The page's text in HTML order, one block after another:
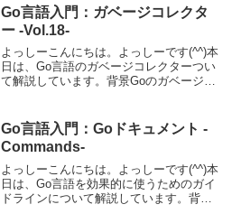
調査する機会があったの...
Go言語入門：ガベージコレクタ
ー -Vol.18-
よっしーこんにちは。よっしーです(^^)本
日は、Go言語のガベージコレクターつい
て解説しています。背景Goのガベージコ
す。メモリ管理を自動で行ってくれる便
利な仕組みで...
Go言語入門：Goドキュメント -
Commands-
よっしーこんにちは。よっしーです(^^)本
日は、Go言語を効果的に使うためのガイ
ドラインについて解説しています。背景